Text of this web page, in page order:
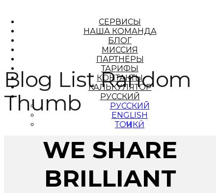
СЕРВИСЫ
НАША КОМАНДА
БЛОГ
МИССИЯ
ПАРТНЁРЫ
ТАРИФЫ
КОНТАКТЫ
КАЛЬКУЛЯТОР
РУССКИЙ
РУССКИЙ
ENGLISH
ТОҶИКӢ
Blog List Random
Thumb
WE SHARE
BRILLIANT